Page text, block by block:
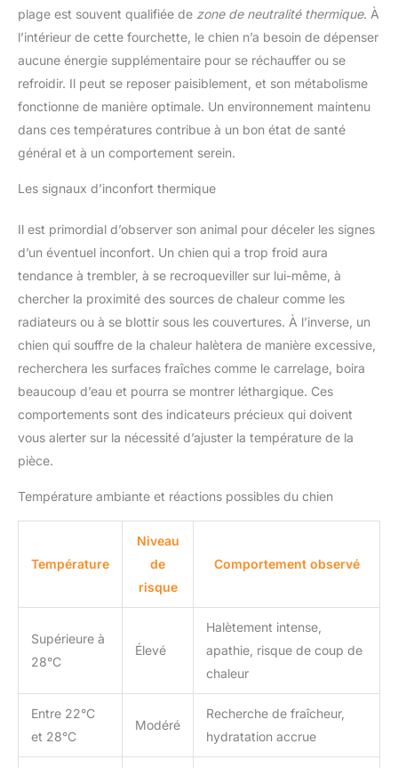
plage est souvent qualifiée de zone de neutralité thermique. À
l’intérieur de cette fourchette, le chien n’a besoin de dépenser
aucune énergie supplémentaire pour se réchauffer ou se
refroidir. Il peut se reposer paisiblement, et son métabolisme
fonctionne de manière optimale. Un environnement maintenu
dans ces températures contribue à un bon état de santé
général et à un comportement serein.
Les signaux d’inconfort thermique
Il est primordial d’observer son animal pour déceler les signes
d’un éventuel inconfort. Un chien qui a trop froid aura
tendance à trembler, à se recroqueviller sur lui-même, à
chercher la proximité des sources de chaleur comme les
radiateurs ou à se blottir sous les couvertures. À l’inverse, un
chien qui souffre de la chaleur halètera de manière excessive,
recherchera les surfaces fraîches comme le carrelage, boira
beaucoup d’eau et pourra se montrer léthargique. Ces
comportements sont des indicateurs précieux qui doivent
vous alerter sur la nécessité d’ajuster la température de la
pièce.
Température ambiante et réactions possibles du chien
Température
Niveau
de
risque
Comportement observé
Supérieure à
28°C
Élevé
Halètement intense,
apathie, risque de coup de
chaleur
Entre 22°C
et 28°C
Modéré
Recherche de fraîcheur,
hydratation accrue